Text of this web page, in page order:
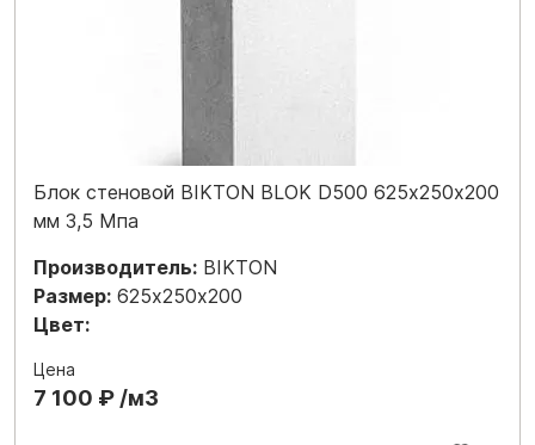
Блок стеновой BIKTON BLOK D500 625х250х200
мм 3,5 Мпа
Производитель: BIKTON
Размер: 625х250х200
Цвет:
Цена
7 100 ₽ /м3